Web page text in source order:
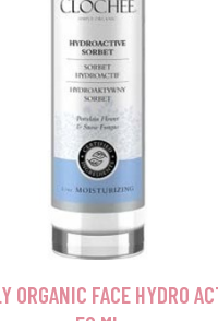
ORGANIC FACE HYDRO